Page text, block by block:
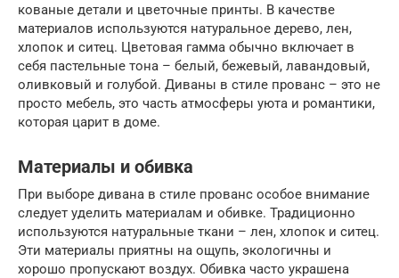
кованые детали и цветочные принты. В качестве
материалов используются натуральное дерево, лен,
хлопок и ситец. Цветовая гамма обычно включает в
себя пастельные тона – белый, бежевый, лавандовый,
оливковый и голубой. Диваны в стиле прованс – это не
просто мебель, это часть атмосферы уюта и романтики,
которая царит в доме.
Материалы и обивка
При выборе дивана в стиле прованс особое внимание
следует уделить материалам и обивке. Традиционно
используются натуральные ткани – лен, хлопок и ситец.
Эти материалы приятны на ощупь, экологичны и
хорошо пропускают воздух. Обивка часто украшена